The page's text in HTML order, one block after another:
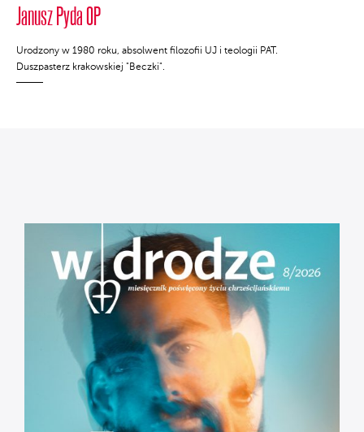
Janusz Pyda OP
Urodzony w 1980 roku, absolwent filozofii UJ i teologii PAT.
Duszpasterz krakowskiej "Beczki".